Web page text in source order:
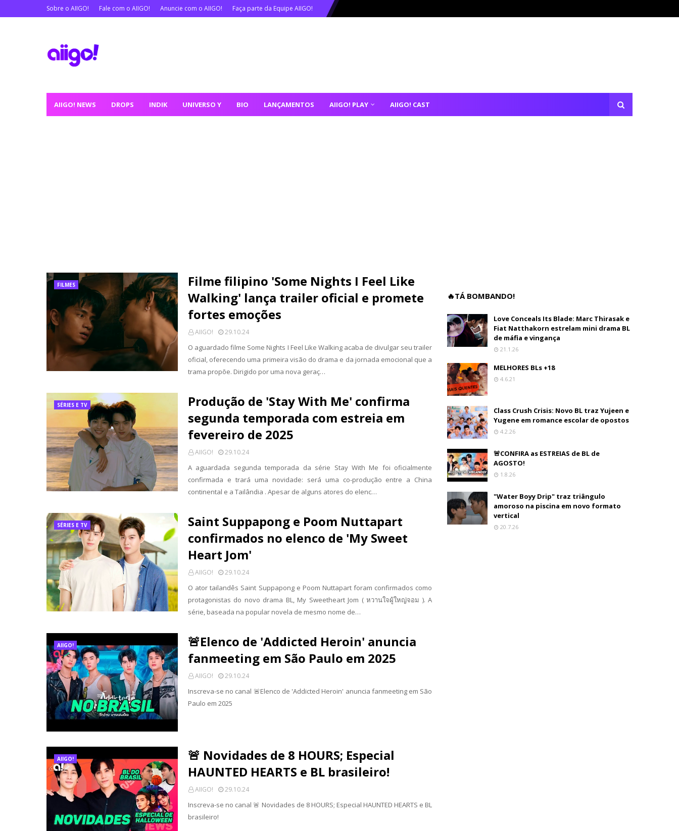
Sobre o AIIGO! Fale com o AIIGO! Anuncie com o AIIGO! Faça parte da Equipe AIIGO!
AIIGO! NEWS DROPS INDIK UNIVERSO Y BIO LANÇAMENTOS AIIGO! PLAY AIIGO! CAST
FILMES
Filme filipino 'Some Nights I Feel Like
Walking' lança trailer oficial e promete
fortes emoções
AIIGO! 29.10.24
O aguardado filme Some Nights I Feel Like Walking acaba de divulgar seu trailer
oficial, oferecendo uma primeira visão do drama e da jornada emocional que a
trama propõe. Dirigido por uma nova geraç…
SÉRIES E TV
Produção de 'Stay With Me' confirma
segunda temporada com estreia em
fevereiro de 2025
AIIGO! 29.10.24
A aguardada segunda temporada da série Stay With Me foi oficialmente
confirmada e trará uma novidade: será uma co-produção entre a China
continental e a Tailândia . Apesar de alguns atores do elenc…
SÉRIES E TV
Saint Suppapong e Poom Nuttapart
confirmados no elenco de 'My Sweet
Heart Jom'
AIIGO! 29.10.24
O ator tailandês Saint Suppapong e Poom Nuttapart foram confirmados como
protagonistas do novo drama BL, My Sweetheart Jom ( หวานใจผู้ใหญ่จอม ). A
série, baseada na popular novela de mesmo nome de…
AIIGO!
🚨Elenco de 'Addicted Heroin' anuncia
fanmeeting em São Paulo em 2025
AIIGO! 29.10.24
Inscreva-se no canal 🚨Elenco de 'Addicted Heroin' anuncia fanmeeting em São
Paulo em 2025
AIIGO!
🚨 Novidades de 8 HOURS; Especial
HAUNTED HEARTS e BL brasileiro!
AIIGO! 29.10.24
Inscreva-se no canal 🚨 Novidades de 8 HOURS; Especial HAUNTED HEARTS e BL
brasileiro!
🔥TÁ BOMBANDO!
Love Conceals Its Blade: Marc Thirasak e
Fiat Natthakorn estrelam mini drama BL
de máfia e vingança
21.1.26
MELHORES BLs +18
4.6.21
Class Crush Crisis: Novo BL traz Yujeen e
Yugene em romance escolar de opostos
4.2.26
🚨CONFIRA as ESTREIAS de BL de
AGOSTO!
1.8.26
"Water Boyy Drip" traz triângulo
amoroso na piscina em novo formato
vertical
20.7.26